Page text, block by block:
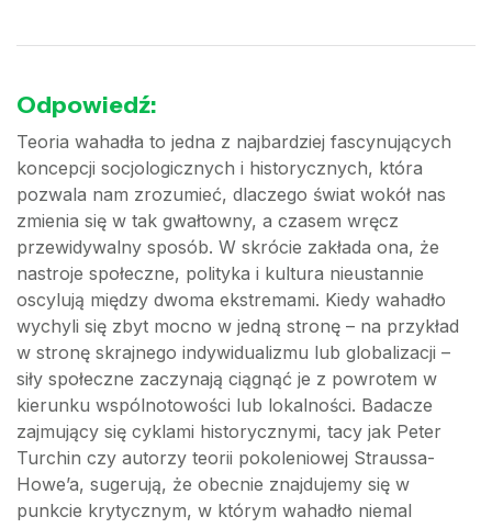
Odpowiedź:
Teoria wahadła to jedna z najbardziej fascynujących
koncepcji socjologicznych i historycznych, która
pozwala nam zrozumieć, dlaczego świat wokół nas
zmienia się w tak gwałtowny, a czasem wręcz
przewidywalny sposób. W skrócie zakłada ona, że
nastroje społeczne, polityka i kultura nieustannie
oscylują między dwoma ekstremami. Kiedy wahadło
wychyli się zbyt mocno w jedną stronę – na przykład
w stronę skrajnego indywidualizmu lub globalizacji –
siły społeczne zaczynają ciągnąć je z powrotem w
kierunku wspólnotowości lub lokalności. Badacze
zajmujący się cyklami historycznymi, tacy jak Peter
Turchin czy autorzy teorii pokoleniowej Straussa-
Howe’a, sugerują, że obecnie znajdujemy się w
punkcie krytycznym, w którym wahadło niemal